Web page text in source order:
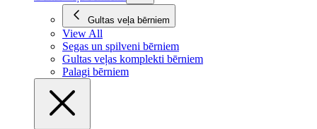
Gultas veļa bērniem
View All
Segas un spilveni bērniem
Gultas veļas komplekti bērniem
Palagi bērniem